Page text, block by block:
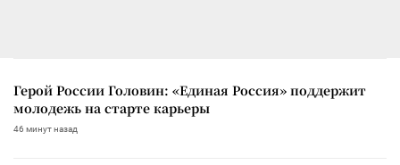
Герой России Головин: «Единая Россия» поддержит
молодежь на старте карьеры
46 минут назад